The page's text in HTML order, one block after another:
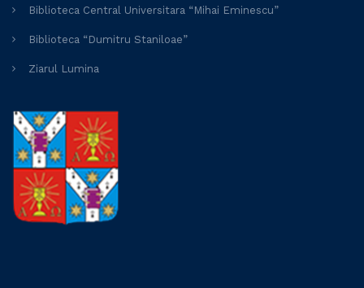
Biblioteca Central Universitara “Mihai Eminescu”
Biblioteca “Dumitru Staniloae”
Ziarul Lumina